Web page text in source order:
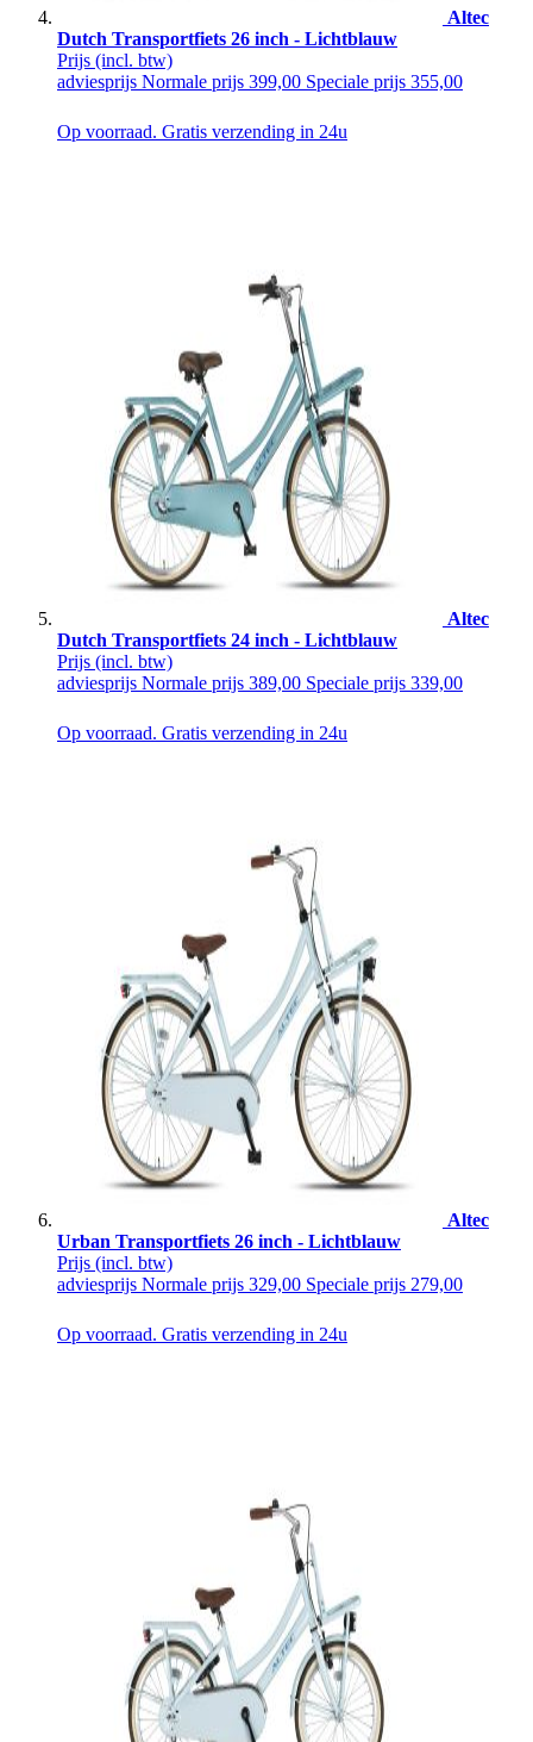
Altec
Dutch Transportfiets 26 inch - Lichtblauw
Prijs (incl. btw)
adviesprijs Normale prijs 399,00 Speciale prijs 355,00
Op voorraad. Gratis verzending in 24u
Altec
Dutch Transportfiets 24 inch - Lichtblauw
Prijs (incl. btw)
adviesprijs Normale prijs 389,00 Speciale prijs 339,00
Op voorraad. Gratis verzending in 24u
Altec
Urban Transportfiets 26 inch - Lichtblauw
Prijs (incl. btw)
adviesprijs Normale prijs 329,00 Speciale prijs 279,00
Op voorraad. Gratis verzending in 24u